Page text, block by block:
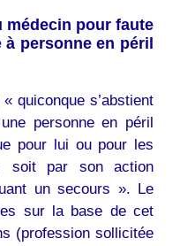
médecin pour faute
personne en péril
quiconque s’abstient
personne en péril
pour lui ou pour les
soit par son action
un secours ». Le
sur la base de cet
(profession sollicitée